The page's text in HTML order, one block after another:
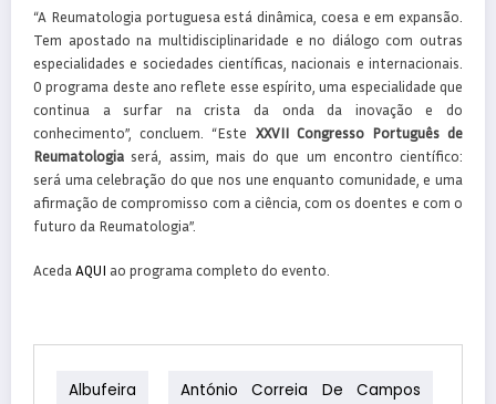
“A Reumatologia portuguesa está dinâmica, coesa e em expansão.
Tem apostado na multidisciplinaridade e no diálogo com outras
especialidades e sociedades científicas, nacionais e internacionais.
O programa deste ano reflete esse espírito, uma especialidade que
continua a surfar na crista da onda da inovação e do
conhecimento”, concluem. “Este XXVII Congresso Português de
Reumatologia será, assim, mais do que um encontro científico:
será uma celebração do que nos une enquanto comunidade, e uma
afirmação de compromisso com a ciência, com os doentes e com o
futuro da Reumatologia”.
AcedaAQUI ao programa completo do evento.
Albufeira António Correia De Campos